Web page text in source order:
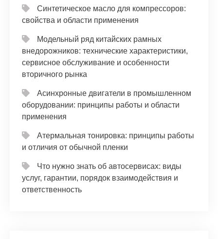
Синтетическое масло для компрессоров:
свойства и области применения
Модельный ряд китайских рамных
внедорожников: технические характеристики,
сервисное обслуживание и особенности
вторичного рынка
Асинхронные двигатели в промышленном
оборудовании: принципы работы и области
применения
Атермальная тонировка: принципы работы
и отличия от обычной пленки
Что нужно знать об автосервисах: виды
услуг, гарантии, порядок взаимодействия и
ответственность